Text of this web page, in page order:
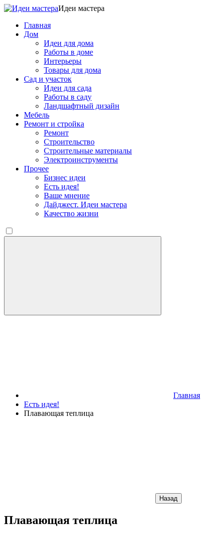
Идеи мастера
Главная
Дом
Идеи для дома
Работы в доме
Интерьеры
Товары для дома
Сад и участок
Идеи для сада
Работы в саду
Ландшафтный дизайн
Мебель
Ремонт и стройка
Ремонт
Строительство
Строительные материалы
Электроинструменты
Прочее
Бизнес идеи
Есть идея!
Ваше мнение
Дайджест. Идеи мастера
Качество жизни
Главная
Есть идея!
Плавающая теплица
Назад
Плавающая теплица